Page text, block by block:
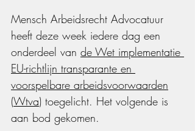
Mensch Arbeidsrecht Advocatuur
heeft deze week iedere dag een
onderdeel van de Wet implementatie
EU-richtlijn transparante en
voorspelbare arbeidsvoorwaarden
(Wtva) toegelicht. Het volgende is
aan bod gekomen.